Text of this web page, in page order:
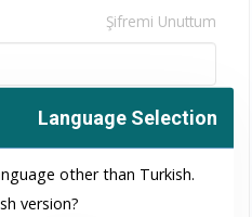
Şifremi Unuttum
Language Selection
other than Turkish.
version?